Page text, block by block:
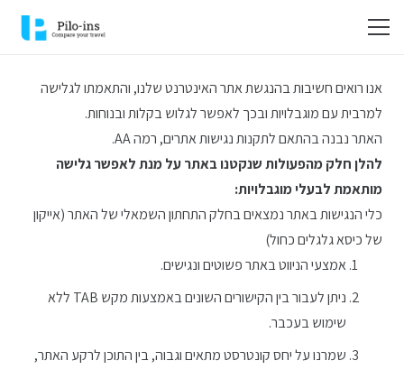
אנו רואים חשיבות בהנגשת אתר האינטרנט שלנו, והתאמתו לגלישה
למרבית עם מוגבלויות ובכך לאפשר לגלוש בקלות ובנוחות.
האתר נבנה בהתאם לתקנות נגישות אתרים, רמה AA.
להלן חלק מהפעולות שנקטנו באתר על מנת לאפשר גלישה
מותאמת לבעלי מוגבלויות:
כלי הנגישות באתר נמצאים בחלק התחתון השמאלי של האתר (אייקון
של כיסא גלגלים כחול)
אמצעי הניווט באתר פשוטים ונגישים.
ניתן לעבור בין הקישורים השונים באמצעות מקש TAB ללא
שימוש בעכבר.
שמרנו על יחס קונטרסט מתאים וגבוה, בין התוכן לרקע האתר,